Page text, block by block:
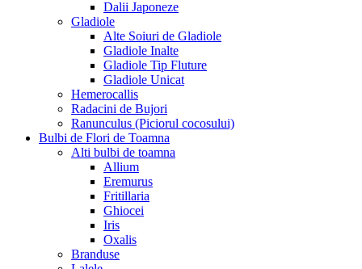
Dalii Japoneze
Gladiole
Alte Soiuri de Gladiole
Gladiole Inalte
Gladiole Tip Fluture
Gladiole Unicat
Hemerocallis
Radacini de Bujori
Ranunculus (Piciorul cocosului)
Bulbi de Flori de Toamna
Alti bulbi de toamna
Allium
Eremurus
Fritillaria
Ghiocei
Iris
Oxalis
Branduse